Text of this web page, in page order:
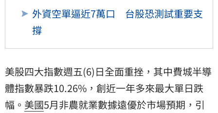
外資空單逼近7萬口 台股恐測試重要支
撐
美股四大指數週五(6)日全面重挫，其中費城半導
體指數暴跌10.26%，創近一年多來最大單日跌
幅。 美國5月非農就業數據遠優於市場預期，引